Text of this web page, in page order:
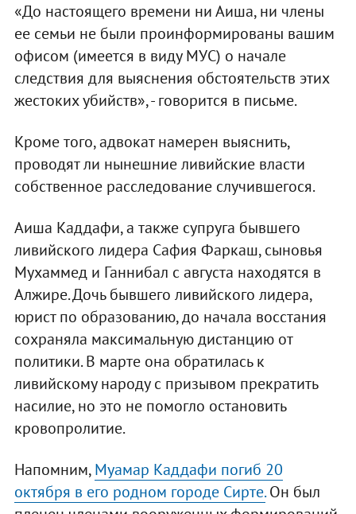
«До настоящего времени ни Аиша, ни члены
ее семьи не были проинформированы вашим
офисом (имеется в виду МУС) о начале
следствия для выяснения обстоятельств этих
жестоких убийств», - говорится в письме.
Кроме того, адвокат намерен выяснить,
проводят ли нынешние ливийские власти
собственное расследование случившегося.
Аиша Каддафи, а также супруга бывшего
ливийского лидера Сафия Фаркаш, сыновья
Мухаммед и Ганнибал с августа находятся в
Алжире. Дочь бывшего ливийского лидера,
юрист по образованию, до начала восстания
сохраняла максимальную дистанцию от
политики. В марте она обратилась к
ливийскому народу с призывом прекратить
насилие, но это не помогло остановить
кровопролитие.
Напомним,Муамар Каддафи погиб 20
октября в его родном городе Сирте.Он был